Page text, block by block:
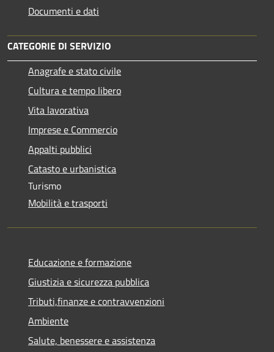
Documenti e dati
CATEGORIE DI SERVIZIO
Anagrafe e stato civile
Cultura e tempo libero
Vita lavorativa
Imprese e Commercio
Appalti pubblici
Catasto e urbanistica
Turismo
Mobilità e trasporti
Educazione e formazione
Giustizia e sicurezza pubblica
Tributi,finanze e contravvenzioni
Ambiente
Salute, benessere e assistenza